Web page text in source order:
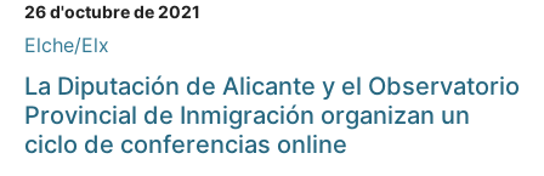
26 d'octubre de 2021
Elche/Elx
La Diputación de Alicante y el Observatorio
Provincial de Inmigración organizan un
ciclo de conferencias online